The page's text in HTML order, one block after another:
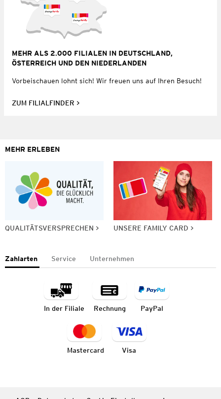
MEHR ALS 2.000 FILIALEN IN DEUTSCHLAND,
ÖSTERREICH UND DEN NIEDERLANDEN
Vorbeischauen lohnt sich! Wir freuen uns auf Ihren Besuch!
ZUM FILIALFINDER
MEHR ERLEBEN
QUALITÄTSVERSPRECHEN UNSERE FAMILY CARD
Zahlarten Service Unternehmen
In der Filiale Rechnung PayPal
Mastercard Visa